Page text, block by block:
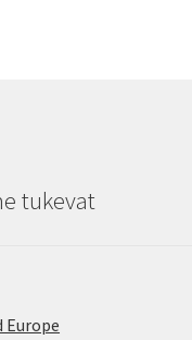
tukevat
Europe